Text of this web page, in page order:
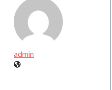
admin